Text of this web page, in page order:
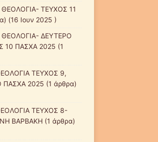
ΤΕΥΧΟΣ 11
(16 Ιουν 2025 )
ΔΕΥΤΕΡΟ
10 ΠΑΣΧΑ 2025 (1
ΤΕΥΧΟΣ 9,
ΠΑΣΧΑ 2025 (1 άρθρα)
ΤΕΥΧΟΣ 8-
ΒΑΡΒΑΚΗ(1 άρθρα)